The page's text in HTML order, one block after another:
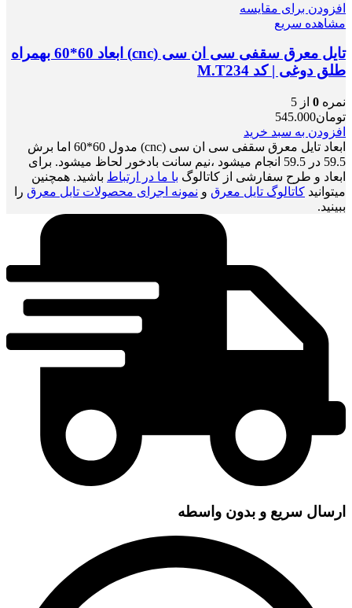
افزودن برای مقایسه
مشاهده سریع
تایل معرق سقفی سی ان سی (cnc) ابعاد 60*60 بهمراه
طلق دوغی | کد M.T234
نمره 0 از 5
تومان545.000
افزودن به سبد خرید
ابعاد تایل معرق سقفی سی ان سی (cnc) مدول 60*60 اما برش
59.5 در 59.5 انجام میشود ،نیم سانت بادخور لحاظ میشود. برای
ابعاد و طرح سفارشی از کاتالوگ با ما در ارتباط باشید. همچنین
میتوانید کاتالوگ تایل معرق و نمونه اجرای محصولات تایل معرق را
ببینید.
ارسال سریع و بدون واسطه